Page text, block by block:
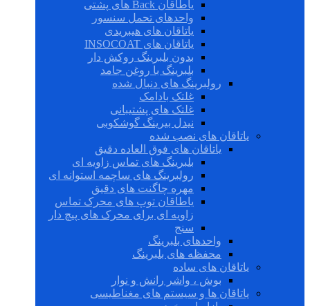
یاطاقان Back های پشتی
واحدهای تحمل سنسور
یاتاقان های هیبریدی
یاتاقان های INSOCOAT
بدون بلبرینگ روکش دار
بلبرینگ با روغن جامد
رولبرینگ های دنبال شده
غلتک بادامک
غلتک های پشتیبانی
نیدل بیرینگ گوشکوبی
یاتاقان های نصب شده
یاتاقان های فوق العاده دقیق
بلبرینگ های تماس زاویه ای
رولبرینگ های ساچمه استوانه ای
مهره چاگنت های دقیق
یاطاقان توپ های محرک تماس
زاویه ای برای محرک های پیچ دار
سنج
واحدهای بلبرینگ
محفظه های بلبرینگ
یاتاقان های ساده
بوش ، واشر رانش و نوار
یاتاقان ها و سیستم های مغناطیسی